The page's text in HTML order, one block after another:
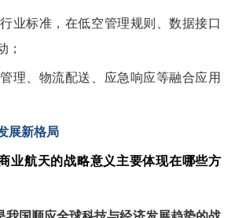
业标准，在低空管理规则、数据接口
；
理、物流配送、应急响应等融合应用
展新格局
业航天的战略意义主要体现在哪些方